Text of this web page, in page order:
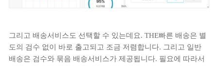
그리고 배송서비스도 선택할 수 있는데요. THE빠른 배송은 별
도의 검수 없이 바로 출고되고 조금 저렴합니다. 그리고 일반
배송은 검수와 묶음 배송서비스가 제공됩니다. 필요에 따라서